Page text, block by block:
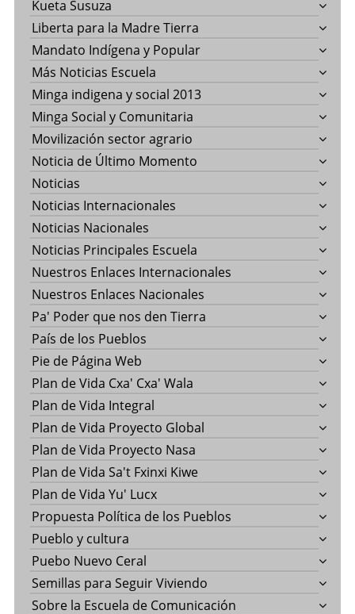
Kueta Susuza
Liberta para la Madre Tierra
Mandato Indígena y Popular
Más Noticias Escuela
Minga indigena y social 2013
Minga Social y Comunitaria
Movilización sector agrario
Noticia de Último Momento
Noticias
Noticias Internacionales
Noticias Nacionales
Noticias Principales Escuela
Nuestros Enlaces Internacionales
Nuestros Enlaces Nacionales
Pa' Poder que nos den Tierra
País de los Pueblos
Pie de Página Web
Plan de Vida Cxa' Cxa' Wala
Plan de Vida Integral
Plan de Vida Proyecto Global
Plan de Vida Proyecto Nasa
Plan de Vida Sa't Fxinxi Kiwe
Plan de Vida Yu' Lucx
Propuesta Política de los Pueblos
Pueblo y cultura
Puebo Nuevo Ceral
Semillas para Seguir Viviendo
Sobre la Escuela de Comunicación